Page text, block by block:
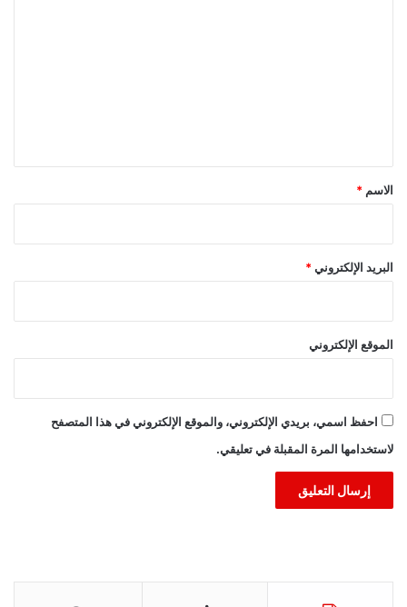
*
الاسم *
البريد الإلكتروني *
الموقع الإلكتروني
احفظ اسمي، بريدي الإلكتروني، والموقع الإلكتروني في هذا المتصفح
لاستخدامها المرة المقبلة في تعليقي.